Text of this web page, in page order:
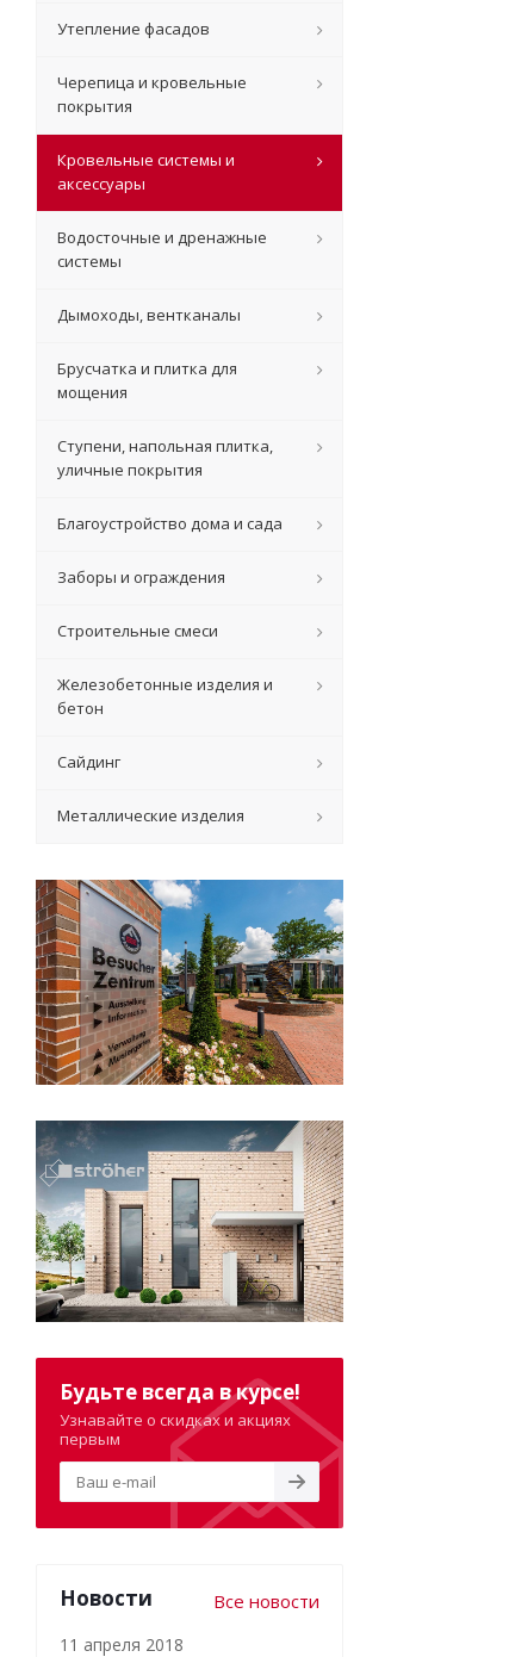
Утепление фасадов
Черепица и кровельные
покрытия
Кровельные системы и
аксессуары
Водосточные и дренажные
системы
Дымоходы, вентканалы
Брусчатка и плитка для
мощения
Ступени, напольная плитка,
уличные покрытия
Благоустройство дома и сада
Заборы и ограждения
Строительные смеси
Железобетонные изделия и
бетон
Сайдинг
Металлические изделия
Будьте всегда в курсе!
Узнавайте о скидках и акциях
первым
Новости Все новости
11 апреля 2018